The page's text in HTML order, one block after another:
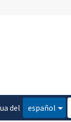
del
español